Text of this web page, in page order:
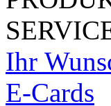
Ihr
E-Cards